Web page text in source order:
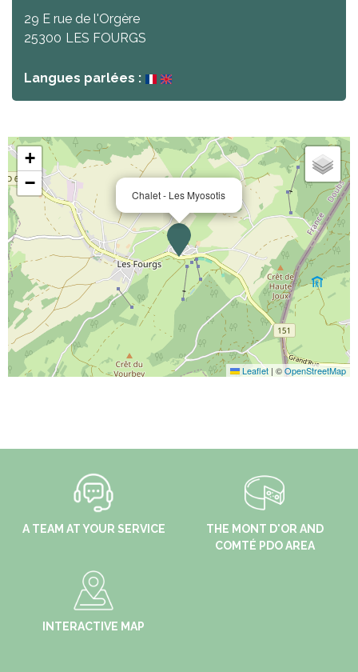
29 E rue de l'Orgère
25300 LES FOURGS
Langues parlées :
Chalet - Les Myosotis
+
−
Leaflet | ©OpenStreetMap
A TEAM AT YOUR SERVICE
THE MONT D'OR AND
COMTÉ PDO AREA
INTERACTIVE MAP